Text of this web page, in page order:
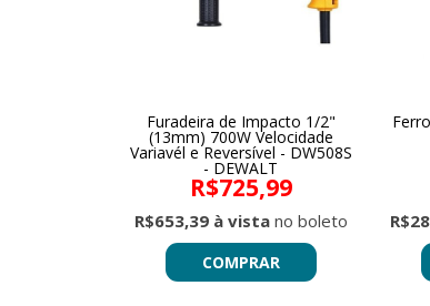
Furadeira de Impacto 1/2"
(13mm) 700W Velocidade
Variavél e Reversível - DW508S
- DEWALT
R$725,99
R$653,39 à vistano boleto
COMPRAR